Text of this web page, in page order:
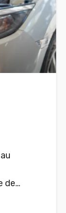
de